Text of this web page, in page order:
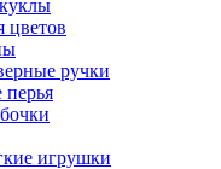
цветов
ручки
перья
игрушки